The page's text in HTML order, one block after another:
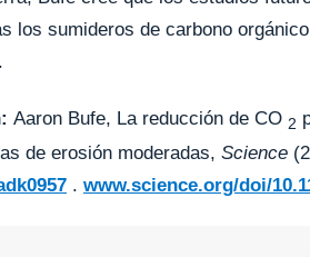
los sumideros de carbono
Aaron Bufe, La reducción de CO 2
de erosión moderadas, Science
. www.science.org/doi/